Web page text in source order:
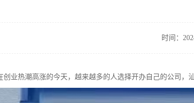
时间：
创业热潮高涨的今天，越来越多的人选择开办自己的公司